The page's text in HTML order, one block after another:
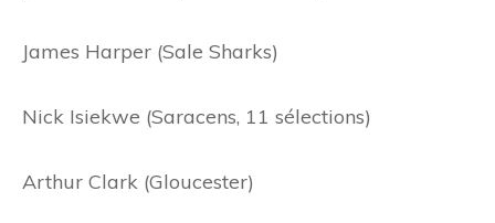
James Harper (Sale Sharks)
Nick Isiekwe (Saracens, 11 sélections)
Arthur Clark (Gloucester)